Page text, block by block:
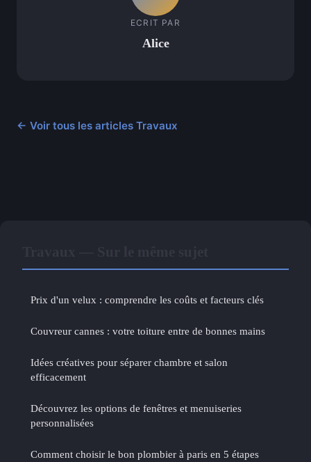
ECRIT PAR
Alice
← Voir tous les articles Travaux
Prix d'un velux : comprendre les coûts et facteurs clés
Couvreur cannes : votre toiture entre de bonnes mains
Idées créatives pour séparer chambre et salon
efficacement
Découvrez les options de fenêtres et menuiseries
personnalisées
Comment choisir le bon plombier à paris en 5 étapes